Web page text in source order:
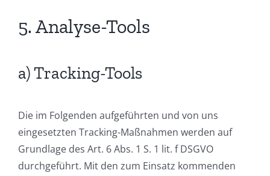
5. Analyse-Tools
a) Tracking-Tools
Die im Folgenden aufgeführten und von uns
eingesetzten Tracking-Maßnahmen werden auf
Grundlage des Art. 6 Abs. 1 S. 1 lit. f DSGVO
durchgeführt. Mit den zum Einsatz kommenden